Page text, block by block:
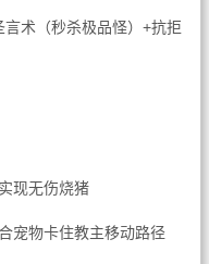
术（秒杀极品怪）+抗拒
现无伤烧猪
宠物卡住教主移动路径